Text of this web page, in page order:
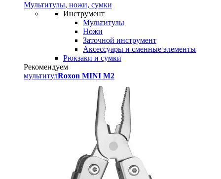
Мультитулы, ножи, сумки
Инструмент
Мультитулы
Ножи
Заточной инструмент
Аксессуары и сменные элементы
Рюкзаки и сумки
Рекомендуем
мультитулRoxon MINI M2